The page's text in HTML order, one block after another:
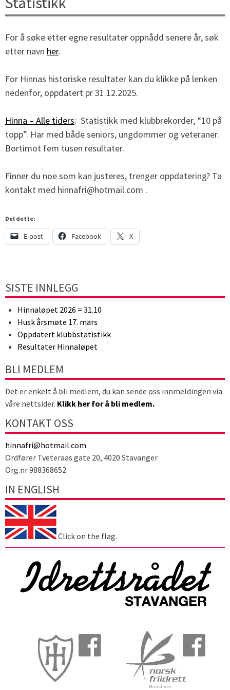
For å søke etter egne resultater oppnådd senere år, søk
etter navn her.
For Hinnas historiske resultater kan du klikke på lenken
nedenfor, oppdatert pr 31.12.2025.
Hinna – Alle tiders: Statistikk med klubbrekorder, “10 på
topp”. Har med både seniors, ungdommer og veteraner.
Bortimot fem tusen resultater.
Finner du noe som kan justeres, trenger oppdatering? Ta
kontakt med hinnafri@hotmail.com .
Del dette:
E-post Facebook X
SISTE INNLEGG
Hinnaløpet 2026 = 31.10
Husk årsmøte 17. mars
Oppdatert klubbstatistikk
Resultater Hinnaløpet
BLI MEDLEM
Det er enkelt å bli medlem, du kan sende oss innmeldingen via
våre nettsider. Klikk her for å bli medlem.
KONTAKT OSS
hinnafri@hotmail.com
Ordfører Tveteraas gate 20, 4020 Stavanger
Org.nr 988368652
IN ENGLISH
Click on the flag.